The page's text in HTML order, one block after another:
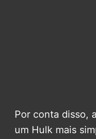
Por conta disso,
um Hulk mais